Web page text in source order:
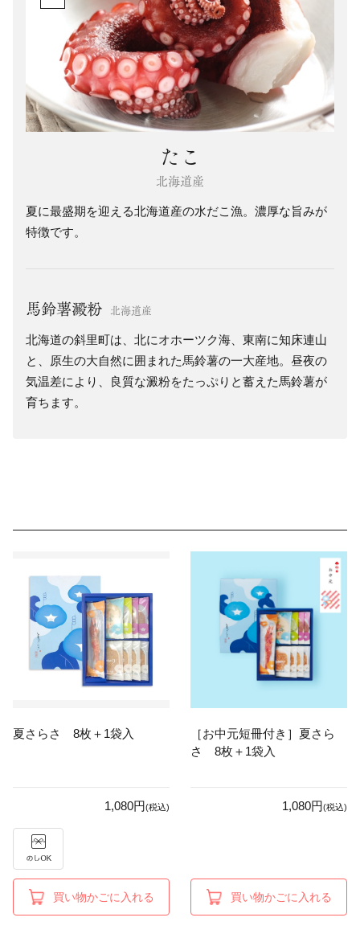
たこ
北海道産
夏に最盛期を迎える北海道産の水だこ漁。濃厚な旨みが
特徴です。
馬鈴薯澱粉 北海道産
北海道の斜里町は、北にオホーツク海、東南に知床連山
と、原生の大自然に囲まれた馬鈴薯の一大産地。昼夜の
気温差により、良質な澱粉をたっぷりと蓄えた馬鈴薯が
育ちます。
夏さらさ 8枚＋1袋入
1,080円(税込)
買い物かごに入れる
［お中元短冊付き］夏さら
さ 8枚＋1袋入
1,080円(税込)
買い物かごに入れる